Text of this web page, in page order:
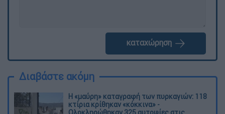
καταχώρηση
Διαβάστε ακόμη
Η «μαύρη» καταγραφή των πυρκαγιών: 118
κτίρια κρίθηκαν «κόκκινα» -